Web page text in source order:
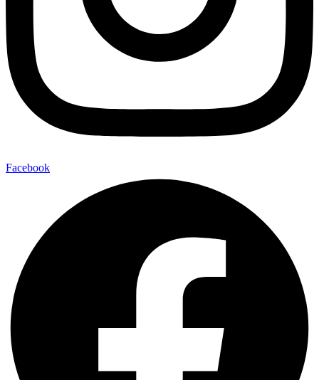
Facebook